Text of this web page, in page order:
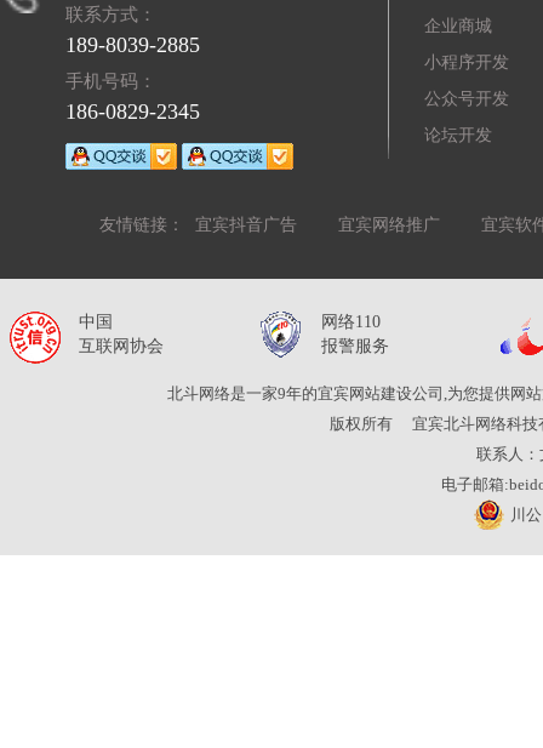
联系方式：
189-8039-2885
手机号码：
186-0829-2345
企业商城
小程序开发
公众号开发
论坛开发
友情链接： 宜宾抖音广告 宜宾网络推广 宜宾软
中国
互联网协会
网络110
报警服务
北斗网络是一家9年的宜宾网站建设公司,为您提供网
版权所有
宜宾北斗网络科技
联系人：
电子邮箱
川